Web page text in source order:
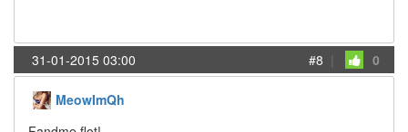
31-01-2015 03:00 #8 | 0
MeowImQh